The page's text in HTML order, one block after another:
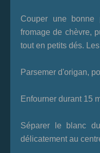
Couper une
fromage de chèvre,
tout en petits dés.
Parsemer d'origan,
Enfourner durant 15
Séparer le blanc
délicatement au